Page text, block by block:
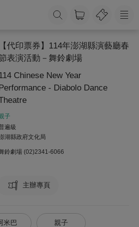
【代印票券】114年澎湖縣演藝廳春
表演活動－舞鈴劇場
Chinese New Year
- Diabolo Dance
子
遍級
湖縣政府文化局
鈴劇場 (02)2341-6066
主辦專頁
米巴 親子